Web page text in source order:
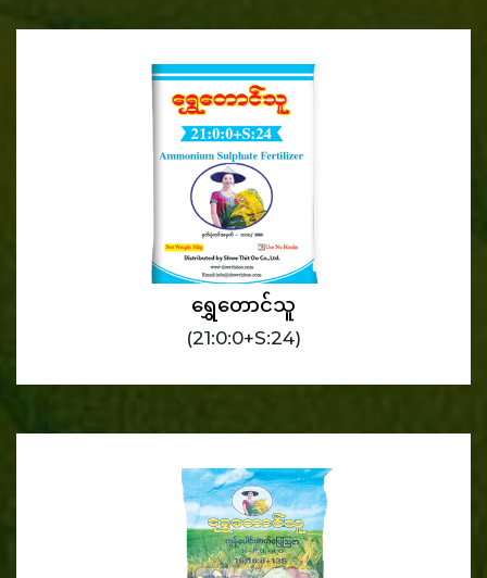
ရွှေတောင်သူ
(21:0:0+S:24)